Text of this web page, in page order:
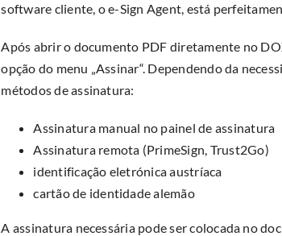
software cliente, o e-Sign Agent, está
Após abrir o documento PDF diretamente no
opção do menu „Assinar“. Dependendo da
métodos de assinatura:
Assinatura manual no painel de assinatura
Assinatura remota (PrimeSign, Trust2Go)
identificação eletrónica austríaca
cartão de identidade alemão
A assinatura necessária pode ser colocada no